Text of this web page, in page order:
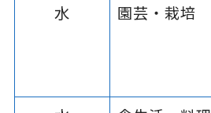
水 園芸・栽培